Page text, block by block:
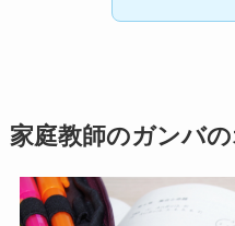
家庭教師のガンバ